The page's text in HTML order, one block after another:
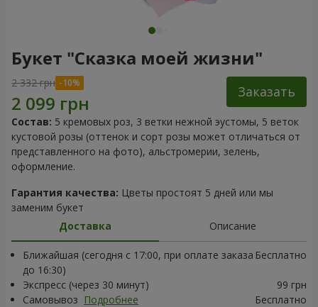
Букет "Сказка моей жизни"
2 332 грн
Заказать
Состав: 5 кремовых роз, 3 ветки нежной эустомы, 5 веток
кустовой розы (оттенок и сорт розы может отличаться от
представленного на фото), альстромерии, зелень,
оформление.
Гарантия качества: Цветы простоят 5 дней или мы
заменим букет
Доставка
Описание
Ближайшая (сегодня с 17:00, при оплате заказа
до 16:30)
Бесплатно
Экспресс (через 30 минут)
99 грн
Самовывоз Подробнее Бесплатно